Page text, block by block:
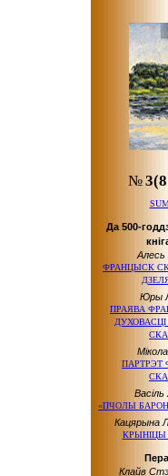
№
Да 500-
ФРАНЦЫСК
Юры
ПРАЯВА
ПАРТРЭТ
«ПЧОЛЫ
Кацярына
КРЫНІЦЫ
Клайв